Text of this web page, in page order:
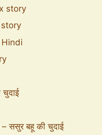
story
ससुर बहू की चुदाई